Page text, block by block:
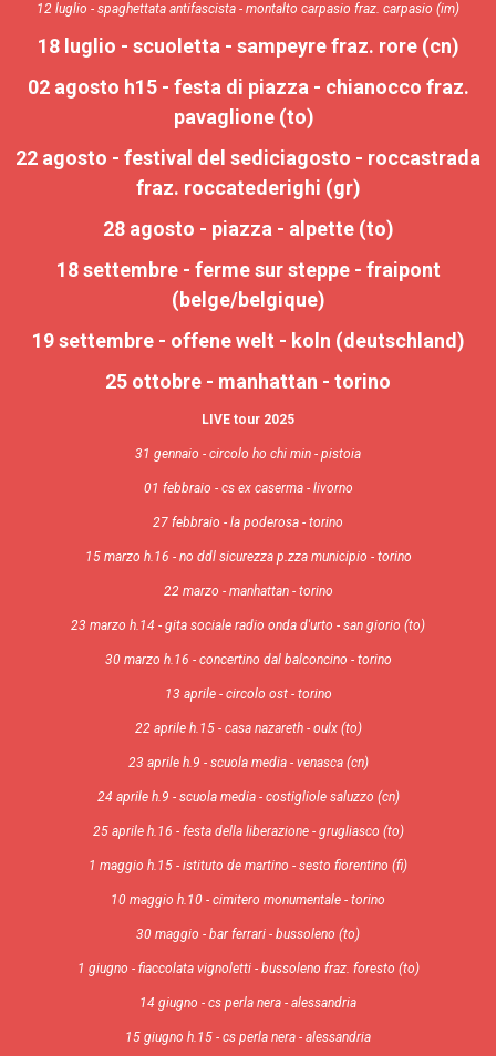
12 luglio - spaghettata antifascista - montalto carpasio fraz. carpasio (im)
18 luglio - scuoletta - sampeyre fraz. rore (cn)
02 agosto h15 - festa di piazza - chianocco fraz.
pavaglione (to)
22 agosto - festival del sediciagosto - roccastrada
fraz. roccatederighi (gr)
28 agosto - piazza - alpette (to)
18 settembre - ferme sur steppe - fraipont
(belge/belgique)
19 settembre - offene welt - koln (deutschland)
25 ottobre - manhattan - torino
LIVE tour 2025
31 gennaio - circolo ho chi min - pistoia
01 febbraio - cs ex caserma - livorno
27 febbraio - la poderosa - torino
15 marzo h.16 - no ddl sicurezza p.zza municipio - torino
22 marzo - manhattan - torino
23 marzo h.14 - gita sociale radio onda d'urto - san giorio (to)
30 marzo h.16 - concertino dal balconcino - torino
13 aprile - circolo ost - torino
22 aprile h.15 - casa nazareth - oulx (to)
23 aprile h.9 - scuola media - venasca (cn)
24 aprile h.9 - scuola media - costigliole saluzzo (cn)
25 aprile h.16 - festa della liberazione - grugliasco (to)
1 maggio h.15 - istituto de martino - sesto fiorentino (fi)
10 maggio h.10 - cimitero monumentale - torino
30 maggio - bar ferrari - bussoleno (to)
1 giugno - fiaccolata vignoletti - bussoleno fraz. foresto (to)
14 giugno - cs perla nera - alessandria
15 giugno h.15 - cs perla nera - alessandria